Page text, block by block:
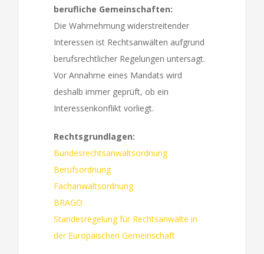
berufliche Gemeinschaften:
Die Wahrnehmung widerstreitender
Interessen ist Rechtsanwälten aufgrund
berufsrechtlicher Regelungen untersagt.
Vor Annahme eines Mandats wird
deshalb immer geprüft, ob ein
Interessenkonflikt vorliegt.
Rechtsgrundlagen:
Bundesrechtsanwaltsordnung
Berufsordnung
Fachanwaltsordnung
BRAGO
Standesregelung für Rechtsanwälte in
der Europäischen Gemeinschaft